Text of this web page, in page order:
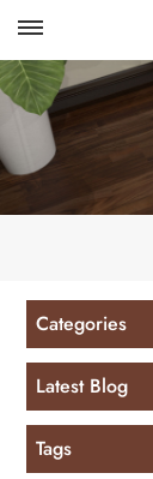
Categories
Latest Blog
Tags